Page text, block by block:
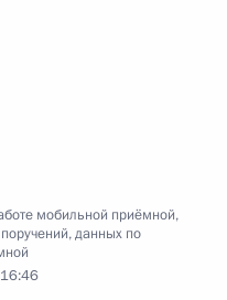
мобильной приёмной,
данных по